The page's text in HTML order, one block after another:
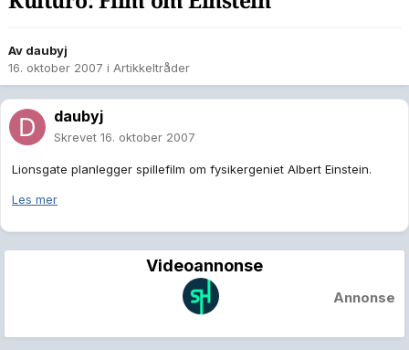
Av daubyj
16. oktober 2007 i Artikkeltråder
daubyj
Skrevet 16. oktober 2007
Lionsgate planlegger spillefilm om fysikergeniet Albert Einstein.
Les mer
Videoannonse
Annonse